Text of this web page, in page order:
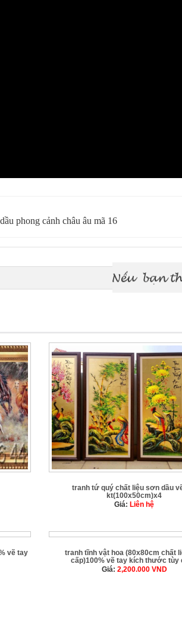
phong cảnh châu âu mã 16
tranh tứ quý chất liệu sơn dầu
kt(100x50cm)x4
Giá:Liên hệ
vẽ tay
tranh tĩnh vật hoa (80x80cm chất
cấp)100% vẽ tay kích thước tùy
Giá: 2,200.000 VND